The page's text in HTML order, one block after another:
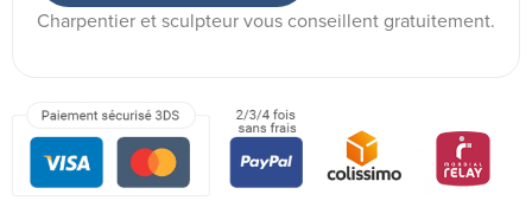
Charpentier et sculpteur vous conseillent gratuitement.